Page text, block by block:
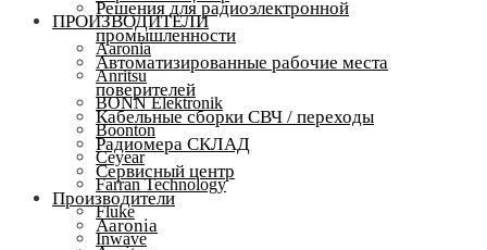
ПРОИЗВОДИТЕЛИ
Aaronia
Anritsu
BONN Elektronik
Boonton
Ceyear
Farran Technology
Fluke
Inwave
Решения для радиоэлектронной
промышленности
Автоматизированные рабочие места
поверителей
Кабельные сборки СВЧ / переходы
Радиомера СКЛАД
Сервисный центр
Производители
Aaronia